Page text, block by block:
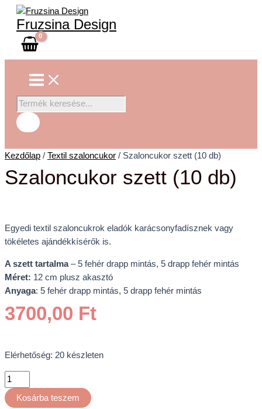
Skip
content
Fruzsina Design
Menu
Products
search
Kezdőlap / Textil szaloncukor / Szaloncukor szett (10 db)
Szaloncukor szett (10 db)
Egyedi textil szaloncukrok eladók karácsonyfadísznek vagy
tökéletes ajándékkísérők is.
A szett tartalma– 5 fehér drapp mintás, 5 drapp fehér mintás
Méret: 12 cm plusz akasztó
Anyaga: 5 fehér drapp mintás, 5 drapp fehér mintás
3700,00 Ft
Elérhetőség: 20 készleten
Szaloncukor
szett
mennyiség
Kosárba teszem